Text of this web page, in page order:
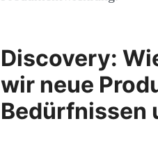
Discovery:
wir neue
Bedürfnissen